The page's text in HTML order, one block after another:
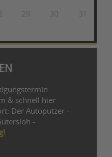
& schnell hier
Der Autoputzer -
-